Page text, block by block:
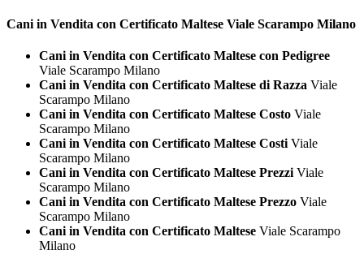
Cani in Vendita con Certificato Maltese Viale Scarampo Milano
Cani in Vendita con Certificato Maltese con Pedigree
Viale Scarampo Milano
Cani in Vendita con Certificato Maltese di Razza Viale
Scarampo Milano
Cani in Vendita con Certificato Maltese Costo Viale
Scarampo Milano
Cani in Vendita con Certificato Maltese CostiViale
Scarampo Milano
Cani in Vendita con Certificato Maltese PrezziViale
Scarampo Milano
Cani in Vendita con Certificato Maltese Prezzo Viale
Scarampo Milano
Cani in Vendita con Certificato Maltese Viale Scarampo
Milano